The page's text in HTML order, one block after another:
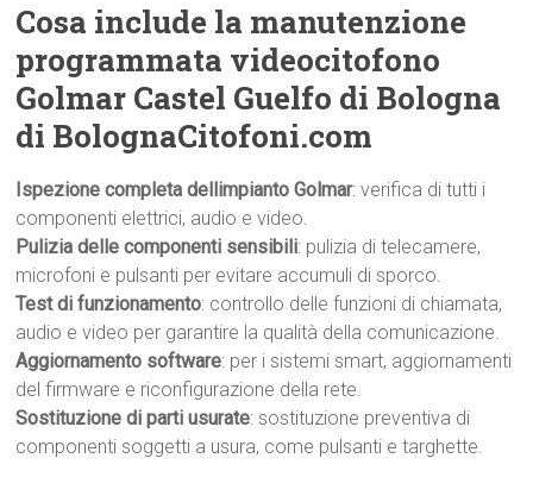
Cosa include la manutenzione
programmata videocitofono
Golmar Castel Guelfo di Bologna
di BolognaCitofoni.com
Ispezione completa dellimpianto Golmar: verifica di tutti i
componenti elettrici, audio e video.
Pulizia delle componenti sensibili: pulizia di telecamere,
microfoni e pulsanti per evitare accumuli di sporco.
Test di funzionamento: controllo delle funzioni di chiamata,
audio e video per garantire la qualità della comunicazione.
Aggiornamento software: per i sistemi smart, aggiornamenti
del firmware e riconfigurazione della rete.
Sostituzione di parti usurate: sostituzione preventiva di
componenti soggetti a usura, come pulsanti e targhette.